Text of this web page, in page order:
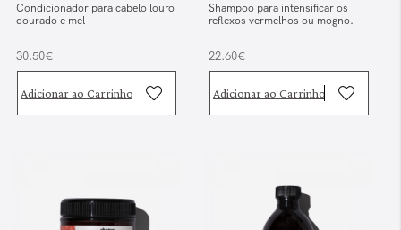
Condicionador para cabelo louro
dourado e mel
30.50€
Adicionar ao Carrinho
Shampoo para intensificar os
reflexos vermelhos ou mogno.
22.60€
Adicionar ao Carrinho